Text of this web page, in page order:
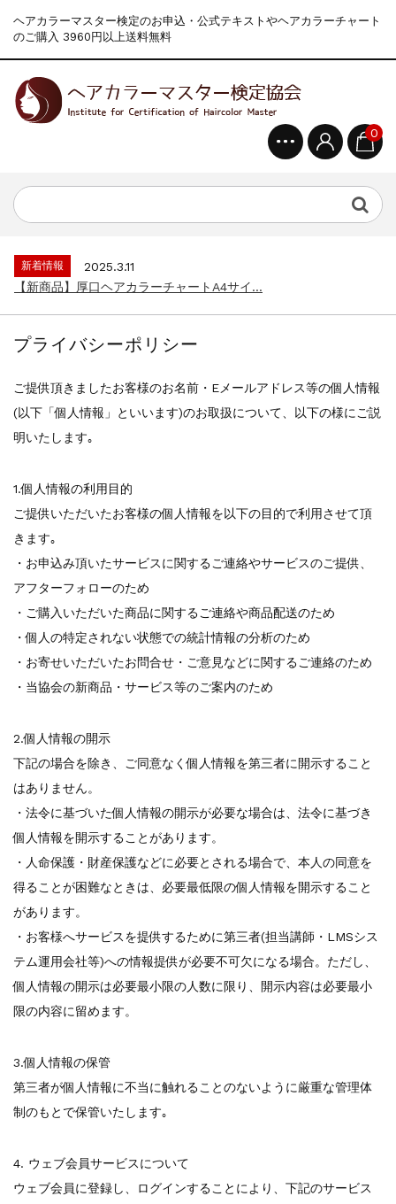
ヘアカラーマスター検定のお申込・公式テキストやヘアカラーチャート
のご購入 3960円以上送料無料
0
一部ヘアカラーチャートのお値引きを行いま...
新着情報
2026.7.1
新着情報
2025.3.11
【新商品】厚口ヘアカラーチャートA4サイ...
新着情報
2024.4.10
新着情報
2024.4.9
一部ヘアカラーチャートのお値引きを行いま...
新着情報
2026.7.1
【新商品】厚口ヘアカラーチャートA4サイ...
新着情報
2024.7.2
9月24日頃よりオンラインショップの送料...
新着情報
2024.4.10
在庫処分セールのお知らせ【なくなり次第終...
新着情報
2024.4.9
プライバシーポリシー
ご提供頂きましたお客様のお名前・Eメールアドレス等の個人情報
(以下「個人情報」といいます)のお取扱について、以下の様にご説
明いたします｡
1.個人情報の利用目的
ご提供いただいたお客様の個人情報を以下の目的で利用させて頂
きます｡
・お申込み頂いたサービスに関するご連絡やサービスのご提供、
アフターフォローのため
・ご購入いただいた商品に関するご連絡や商品配送のため
・個人の特定されない状態での統計情報の分析のため
・お寄せいただいたお問合せ・ご意見などに関するご連絡のため
・当協会の新商品・サービス等のご案内のため
2.個人情報の開示
下記の場合を除き、ご同意なく個人情報を第三者に開示すること
はありません。
・法令に基づいた個人情報の開示が必要な場合は、法令に基づき
個人情報を開示することがあります。
・人命保護・財産保護などに必要とされる場合で、本人の同意を
得ることが困難なときは、必要最低限の個人情報を開示すること
があります。
・お客様へサービスを提供するために第三者(担当講師・LMSシス
テム運用会社等)への情報提供が必要不可欠になる場合。ただし、
個人情報の開示は必要最小限の人数に限り、開示内容は必要最小
限の内容に留めます。
3.個人情報の保管
第三者が個人情報に不当に触れることのないように厳重な管理体
制のもとで保管いたします｡
4. ウェブ会員サービスについて
ウェブ会員に登録し、ログインすることにより、下記のサービス